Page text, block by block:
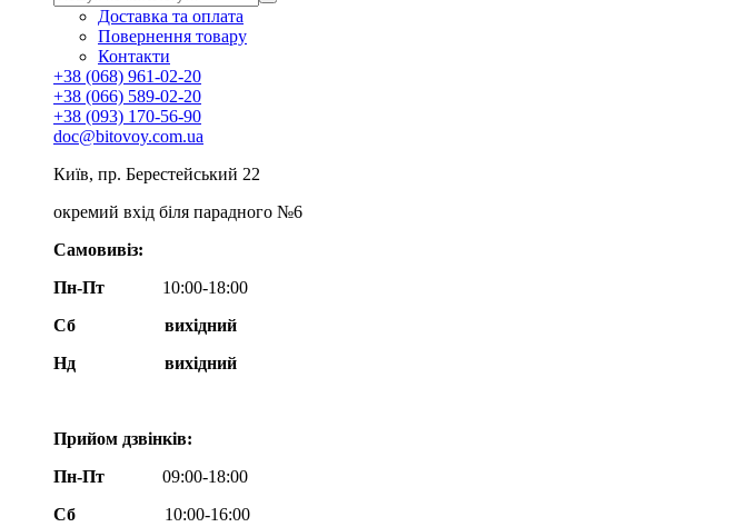
Доставка та оплата
Повернення товару
Контакти
+38 (068) 961-02-20
+38 (066) 589-02-20
+38 (093) 170-56-90
doc@bitovoy.com.ua
Київ, пр. Берестейський 22
окремий вхід біля парадного №6
Самовивіз:
Пн-Пт
10:00-18:00
Сб
вихідний
Нд
вихідний
Прийом дзвінків:
Пн-Пт
09:00-18:00
Сб
10:00-16:00